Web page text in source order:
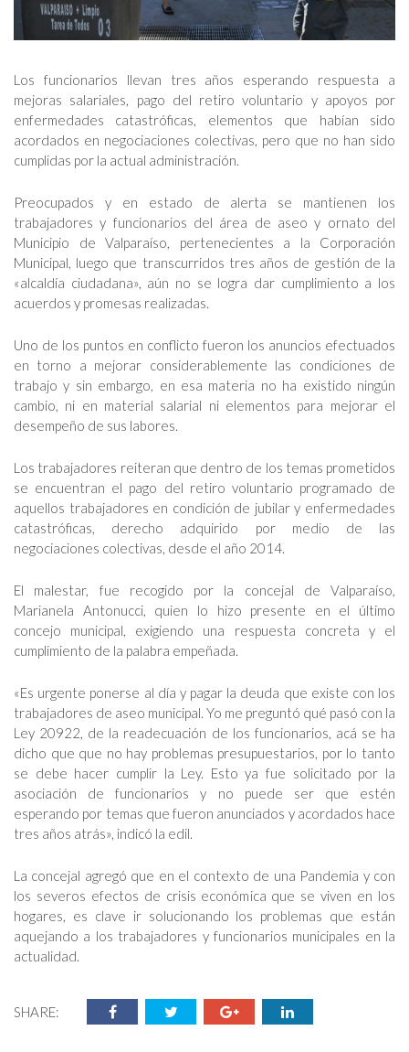
Los funcionarios llevan tres años esperando respuesta a
mejoras salariales, pago del retiro voluntario y apoyos por
enfermedades catastróficas, elementos que habían sido
acordados en negociaciones colectivas, pero que no han sido
cumplidas por la actual administración.
Preocupados y en estado de alerta se mantienen los
trabajadores y funcionarios del área de aseo y ornato del
Municipio de Valparaíso, pertenecientes a la Corporación
Municipal, luego que transcurridos tres años de gestión de la
«alcaldía ciudadana», aún no se logra dar cumplimiento a los
acuerdos y promesas realizadas.
Uno de los puntos en conflicto fueron los anuncios efectuados
en torno a mejorar considerablemente las condiciones de
trabajo y sin embargo, en esa materia no ha existido ningún
cambio, ni en material salarial ni elementos para mejorar el
desempeño de sus labores.
Los trabajadores reiteran que dentro de los temas prometidos
se encuentran el pago del retiro voluntario programado de
aquellos trabajadores en condición de jubilar y enfermedades
catastróficas, derecho adquirido por medio de las
negociaciones colectivas, desde el año 2014.
El malestar, fue recogido por la concejal de Valparaíso,
Marianela Antonucci, quien lo hizo presente en el último
concejo municipal, exigiendo una respuesta concreta y el
cumplimiento de la palabra empeñada.
«Es urgente ponerse al día y pagar la deuda que existe con los
trabajadores de aseo municipal. Yo me preguntó qué pasó con la
Ley 20922, de la readecuación de los funcionarios, acá se ha
dicho que que no hay problemas presupuestarios, por lo tanto
se debe hacer cumplir la Ley. Esto ya fue solicitado por la
asociación de funcionarios y no puede ser que estén
esperando por temas que fueron anunciados y acordados hace
tres años atrás», indicó la edil.
La concejal agregó que en el contexto de una Pandemia y con
los severos efectos de crisis económica que se viven en los
hogares, es clave ir solucionando los problemas que están
aquejando a los trabajadores y funcionarios municipales en la
actualidad.
SHARE: